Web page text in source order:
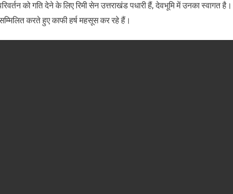
को गति देने के लिए रिमी सेन उत्तराखंड पधारी हैं, देवभूमि में उनका स्वागत
करते हुए काफी हर्ष महसूस कर रहे हैं।